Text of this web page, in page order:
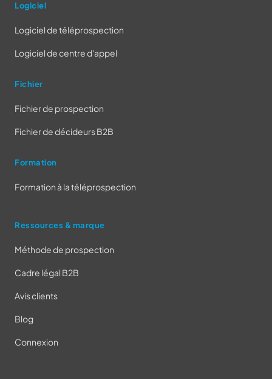
Logiciel
Logiciel de téléprospection
Logiciel de centre d'appel
Fichier
Fichier de prospection
Fichier de décideurs B2B
Formation
Formation à la téléprospection
Ressources & marque
Méthode de prospection
Cadre légal B2B
Avis clients
Blog
Connexion